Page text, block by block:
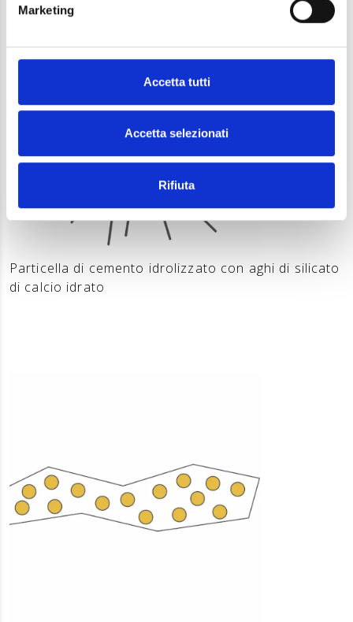
Marketing
Accetta tutti
Accetta selezionati
Rifiuta
Particella di cemento idrolizzato con aghi di silicato
di calcio idrato